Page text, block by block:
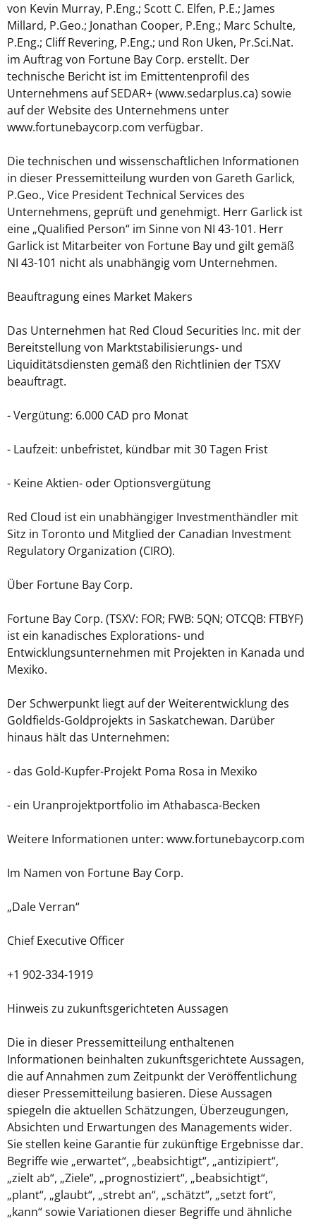
von Kevin Murray, P.Eng.; Scott C. Elfen, P.E.; James
Millard, P.Geo.; Jonathan Cooper, P.Eng.; Marc Schulte,
P.Eng.; Cliff Revering, P.Eng.; und Ron Uken, Pr.Sci.Nat.
im Auftrag von Fortune Bay Corp. erstellt. Der
technische Bericht ist im Emittentenprofil des
Unternehmens auf SEDAR+ (www.sedarplus.ca) sowie
auf der Website des Unternehmens unter
www.fortunebaycorp.com verfügbar.
Die technischen und wissenschaftlichen Informationen
in dieser Pressemitteilung wurden von Gareth Garlick,
P.Geo., Vice President Technical Services des
Unternehmens, geprüft und genehmigt. Herr Garlick ist
eine „Qualified Person“ im Sinne von NI 43-101. Herr
Garlick ist Mitarbeiter von Fortune Bay und gilt gemäß
NI 43-101 nicht als unabhängig vom Unternehmen.
Beauftragung eines Market Makers
Das Unternehmen hat Red Cloud Securities Inc. mit der
Bereitstellung von Marktstabilisierungs- und
Liquiditätsdiensten gemäß den Richtlinien der TSXV
beauftragt.
- Vergütung: 6.000 CAD pro Monat
- Laufzeit: unbefristet, kündbar mit 30 Tagen Frist
- Keine Aktien- oder Optionsvergütung
Red Cloud ist ein unabhängiger Investmenthändler mit
Sitz in Toronto und Mitglied der Canadian Investment
Regulatory Organization (CIRO).
Über Fortune Bay Corp.
Fortune Bay Corp. (TSXV: FOR; FWB: 5QN; OTCQB: FTBYF)
ist ein kanadisches Explorations- und
Entwicklungsunternehmen mit Projekten in Kanada und
Mexiko.
Der Schwerpunkt liegt auf der Weiterentwicklung des
Goldfields-Goldprojekts in Saskatchewan. Darüber
hinaus hält das Unternehmen:
- das Gold-Kupfer-Projekt Poma Rosa in Mexiko
- ein Uranprojektportfolio im Athabasca-Becken
Weitere Informationen unter: www.fortunebaycorp.com
Im Namen von Fortune Bay Corp.
„Dale Verran“
Chief Executive Officer
+1 902-334-1919
Hinweis zu zukunftsgerichteten Aussagen
Die in dieser Pressemitteilung enthaltenen
Informationen beinhalten zukunftsgerichtete Aussagen,
die auf Annahmen zum Zeitpunkt der Veröffentlichung
dieser Pressemitteilung basieren. Diese Aussagen
spiegeln die aktuellen Schätzungen, Überzeugungen,
Absichten und Erwartungen des Managements wider.
Sie stellen keine Garantie für zukünftige Ergebnisse dar.
Begriffe wie „erwartet“, „beabsichtigt“, „antizipiert“,
„zielt ab“, „Ziele“, „prognostiziert“, „beabsichtigt“,
„plant“, „glaubt“, „strebt an“, „schätzt“, „setzt fort“,
„kann“ sowie Variationen dieser Begriffe und ähnliche